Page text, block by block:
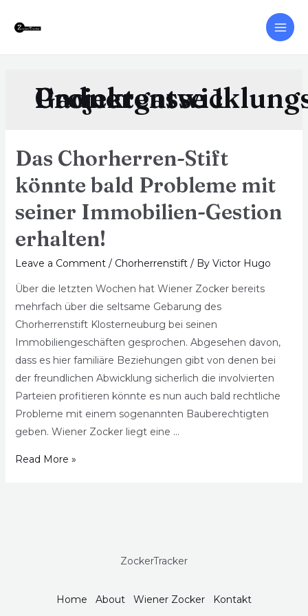
Gadnergasse 1
Das Chorherren-Stift
könnte bald Probleme mit
seiner Immobilien-Gestion
erhalten!
Leave a Comment / Chorherrenstift/ By Victor Hugo
Über die letzten Wochen hat Wiener Zocker bereits
mehrfach über die seltsame Gebarung des
Chorherrenstift Klosterneuburg bei seinen
Immobiliengeschäften gesprochen. Abgesehen davon,
dass es hier familiäre Beziehungen gibt von denen bei
der freundlichen Abwicklung sicherlich die involvierten
Parteien profitieren könnte es nun auch bald rechtliche
Probleme mit einem sogenannten Bauberechtigten
geben. Wiener Zocker liegt eine …
Read More »
ZockerTracker
Home About Wiener Zocker Kontakt